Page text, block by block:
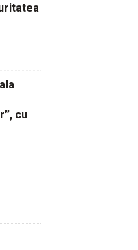
cu